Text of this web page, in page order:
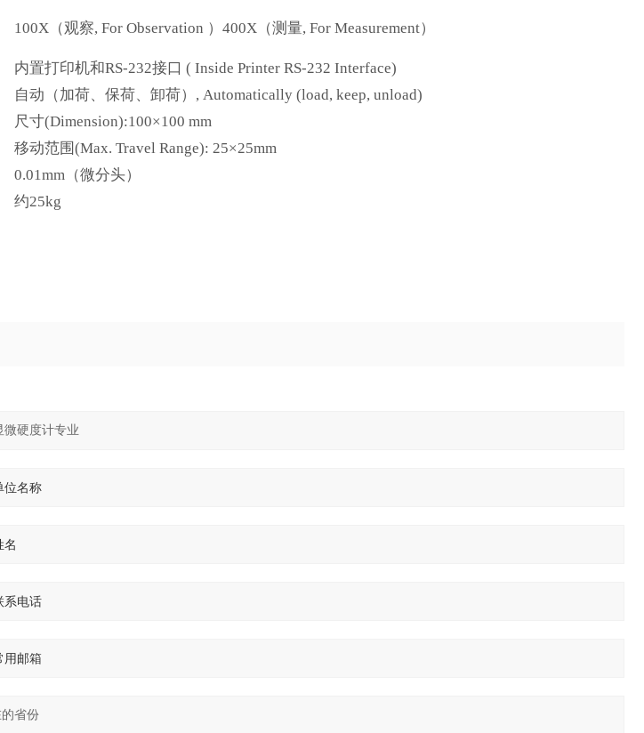
100X （观察, For Observation ）400X （测量, For Measurement）
内置打印机和RS-232接口 ( Inside Printer RS-232 Interface)
自动（加荷、保荷、卸荷）, Automatically (load, keep, unload)
尺寸(Dimension):100×100 mm
移动范围(Max. Travel Range): 25×25mm
0.01mm（微分头）
约25kg